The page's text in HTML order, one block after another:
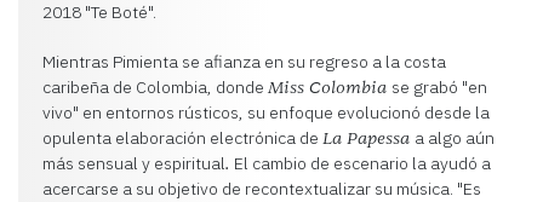
2018 "Te Boté".
Mientras Pimienta se afianza en su regreso a la costa
caribeña de Colombia, donde Miss Colombia se grabó "en
vivo" en entornos rústicos, su enfoque evolucionó desde la
opulenta elaboración electrónica de La Papessa a algo aún
más sensual y espiritual. El cambio de escenario la ayudó a
acercarse a su objetivo de recontextualizar su música. "Es